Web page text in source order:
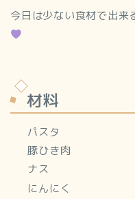
今日は少ない食材で出
材料
パスタ 80
豚ひき肉
ナス 1
にんにく